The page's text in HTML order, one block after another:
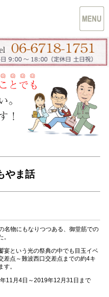
やま話
物にもなりつつある、御堂筋での
宴という光の祭典の中でも目玉イベ
差点～難波西口交差点までの約4キ
。
11月4日～2019年12月31日まで